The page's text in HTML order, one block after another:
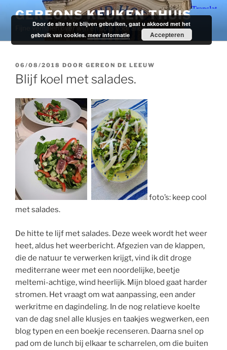
naar
inhoud
GEREONS KEUKEN THUIS
Fijne verhalen over wijn en spijs voor alledag.
GEPLAATST
OP
06/08/2018 DOOR GEREON DE LEEUW
Blijf koel met salades.
foto’s: keep cool
met salades.
De hitte te lijf met salades. Deze week wordt het weer
heet, aldus het weerbericht. Afgezien van de klappen,
die de natuur te verwerken krijgt, vind ik dit droge
mediterrane weer met een noordelijke, beetje
meltemi-achtige, wind heerlijk. Mijn bloed gaat harder
stromen. Het vraagt om wat aanpassing, een ander
werkritme en dagindeling. In de nog relatieve koelte
van de dag snel alle klusjes en taakjes wegwerken, een
blog typen en een boekje recenseren. Daarna snel op
pad om de lunch bij elkaar te scharrelen, om die buiten
Door de site te te blijven gebruiken, gaat u akkoord met het
gebruik van cookies.meer informatie Accepteren